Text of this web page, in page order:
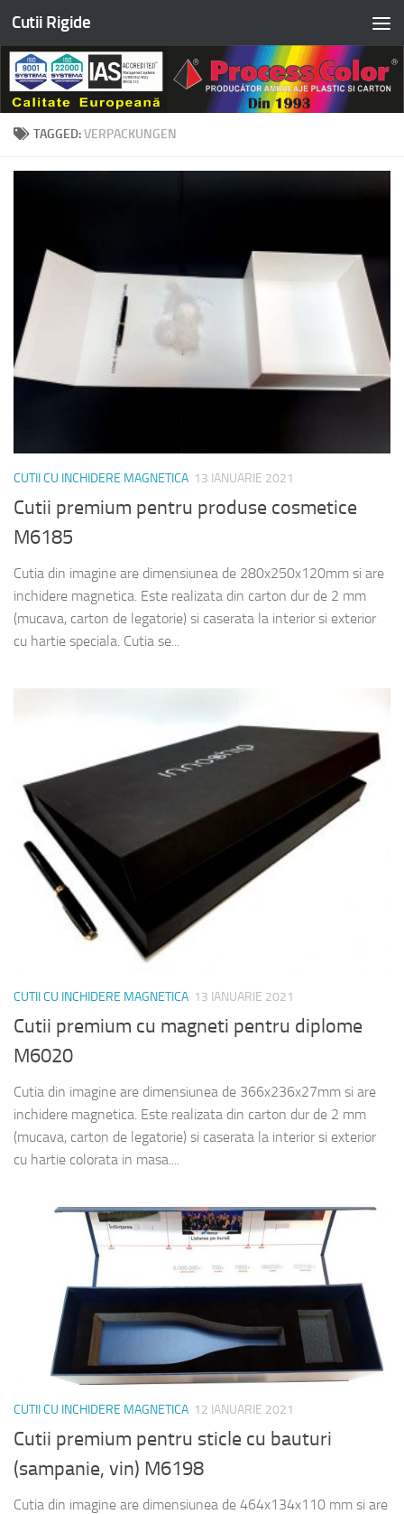
Skip to content
Cutii Rigide
TAGGED:VERPACKUNGEN
CUTII CU INCHIDERE MAGNETICA 13 IANUARIE 2021
Cutii premium pentru produse cosmetice
M6185
Cutia din imagine are dimensiunea de 280x250x120mm si are
inchidere magnetica. Este realizata din carton dur de 2 mm
(mucava, carton de legatorie) si caserata la interior si exterior
cu hartie speciala. Cutia se...
CUTII CU INCHIDERE MAGNETICA 13 IANUARIE 2021
Cutii premium cu magneti pentru diplome
M6020
Cutia din imagine are dimensiunea de 366x236x27mm si are
inchidere magnetica. Este realizata din carton dur de 2 mm
(mucava, carton de legatorie) si caserata la interior si exterior
cu hartie colorata in masa....
CUTII CU INCHIDERE MAGNETICA 12 IANUARIE 2021
Cutii premium pentru sticle cu bauturi
(sampanie, vin) M6198
Cutia din imagine are dimensiunea de 464x134x110 mm si are